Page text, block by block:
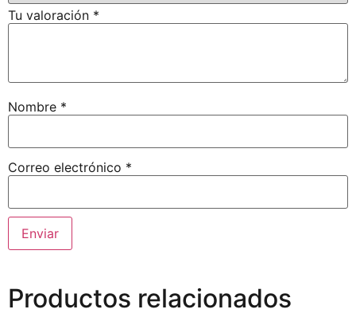
Tu valoración *
Nombre *
Correo electrónico *
Productos relacionados